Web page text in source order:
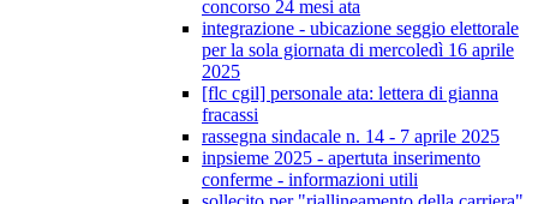
concorso 24 mesi ata
integrazione - ubicazione seggio elettorale
per la sola giornata di mercoledì 16 aprile
2025
[flc cgil] personale ata: lettera di gianna
fracassi
rassegna sindacale n. 14 - 7 aprile 2025
inpsieme 2025 - apertuta inserimento
conferme - informazioni utili